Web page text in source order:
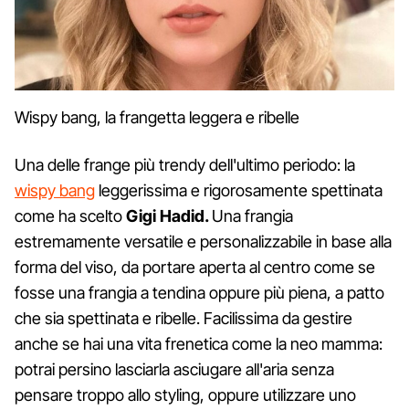
Wispy bang, la frangetta leggera e ribelle
Una delle frange più trendy dell'ultimo periodo: la
wispy bang leggerissima e rigorosamente spettinata
come ha sceltoGigi Hadid.Una frangia
estremamente versatile e personalizzabile in base alla
forma del viso, da portare aperta al centro come se
fosse una frangia a tendina oppure più piena, a patto
che sia spettinata e ribelle. Facilissima da gestire
anche se hai una vita frenetica come la neo mamma:
potrai persino lasciarla asciugare all'aria senza
pensare troppo allo styling, oppure utilizzare uno